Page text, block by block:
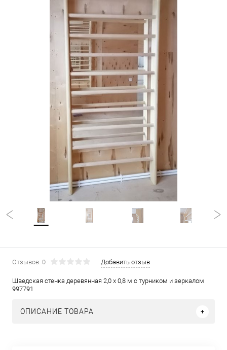
Отзывов: 0 Добавить отзыв
Шведская стенка деревянная 2,0 х 0,8 м с турником и зеркалом
997791
ОПИСАНИЕ ТОВАРА